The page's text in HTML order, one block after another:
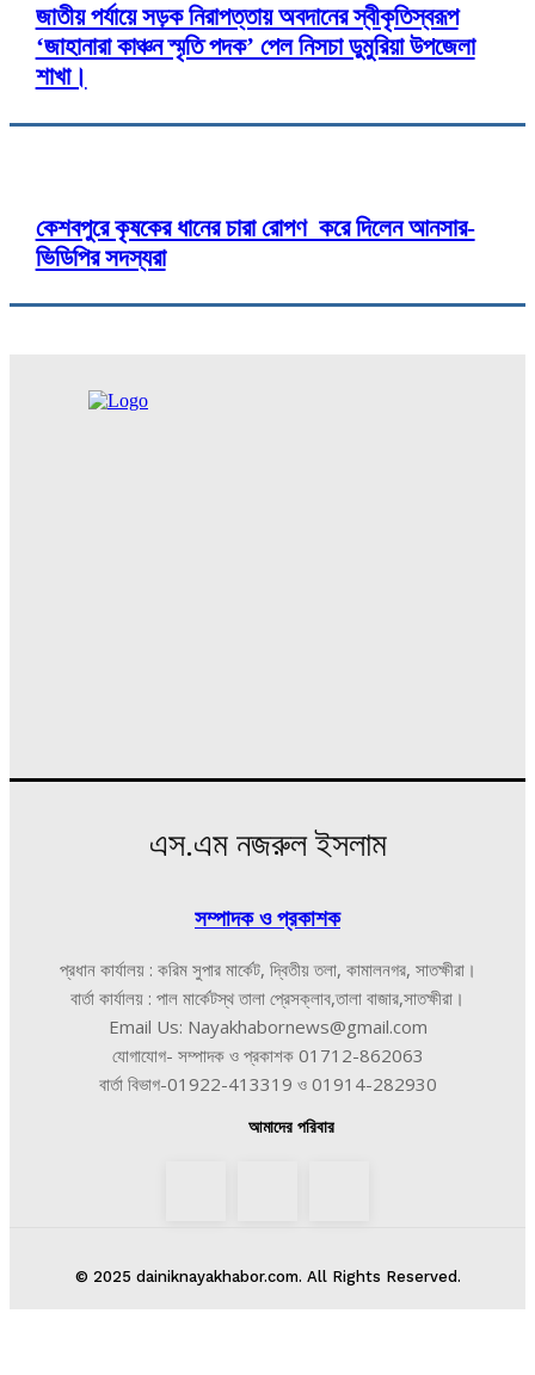
জাতীয় পর্যায়ে সড়ক নিরাপত্তায় অবদানের স্বীকৃতিস্বরূপ
‘জাহানারা কাঞ্চন স্মৃতি পদক’ পেল নিসচা ডুমুরিয়া উপজেলা
শাখা।
কেশবপুরে কৃষকের ধানের চারা রোপণ করে দিলেন আনসার-
ভিডিপির সদস্যরা
এস.এম নজরুল ইসলাম
সম্পাদক ও প্রকাশক
প্রধান কার্যালয় : করিম সুপার মার্কেট, দ্বিতীয় তলা, কামালনগর, সাতক্ষীরা।
বার্তা কার্যালয় : পাল মার্কেটস্থ তালা প্রেসক্লাব,তালা বাজার,সাতক্ষীরা।
Email Us: Nayakhabornews@gmail.com
যোগাযোগ- সম্পাদক ও প্রকাশক 01712-862063
বার্তা বিভাগ-01922-413319 ও 01914-282930
আমাদের পরিবার
© 2025 dainiknayakhabor.com. All Rights Reserved.